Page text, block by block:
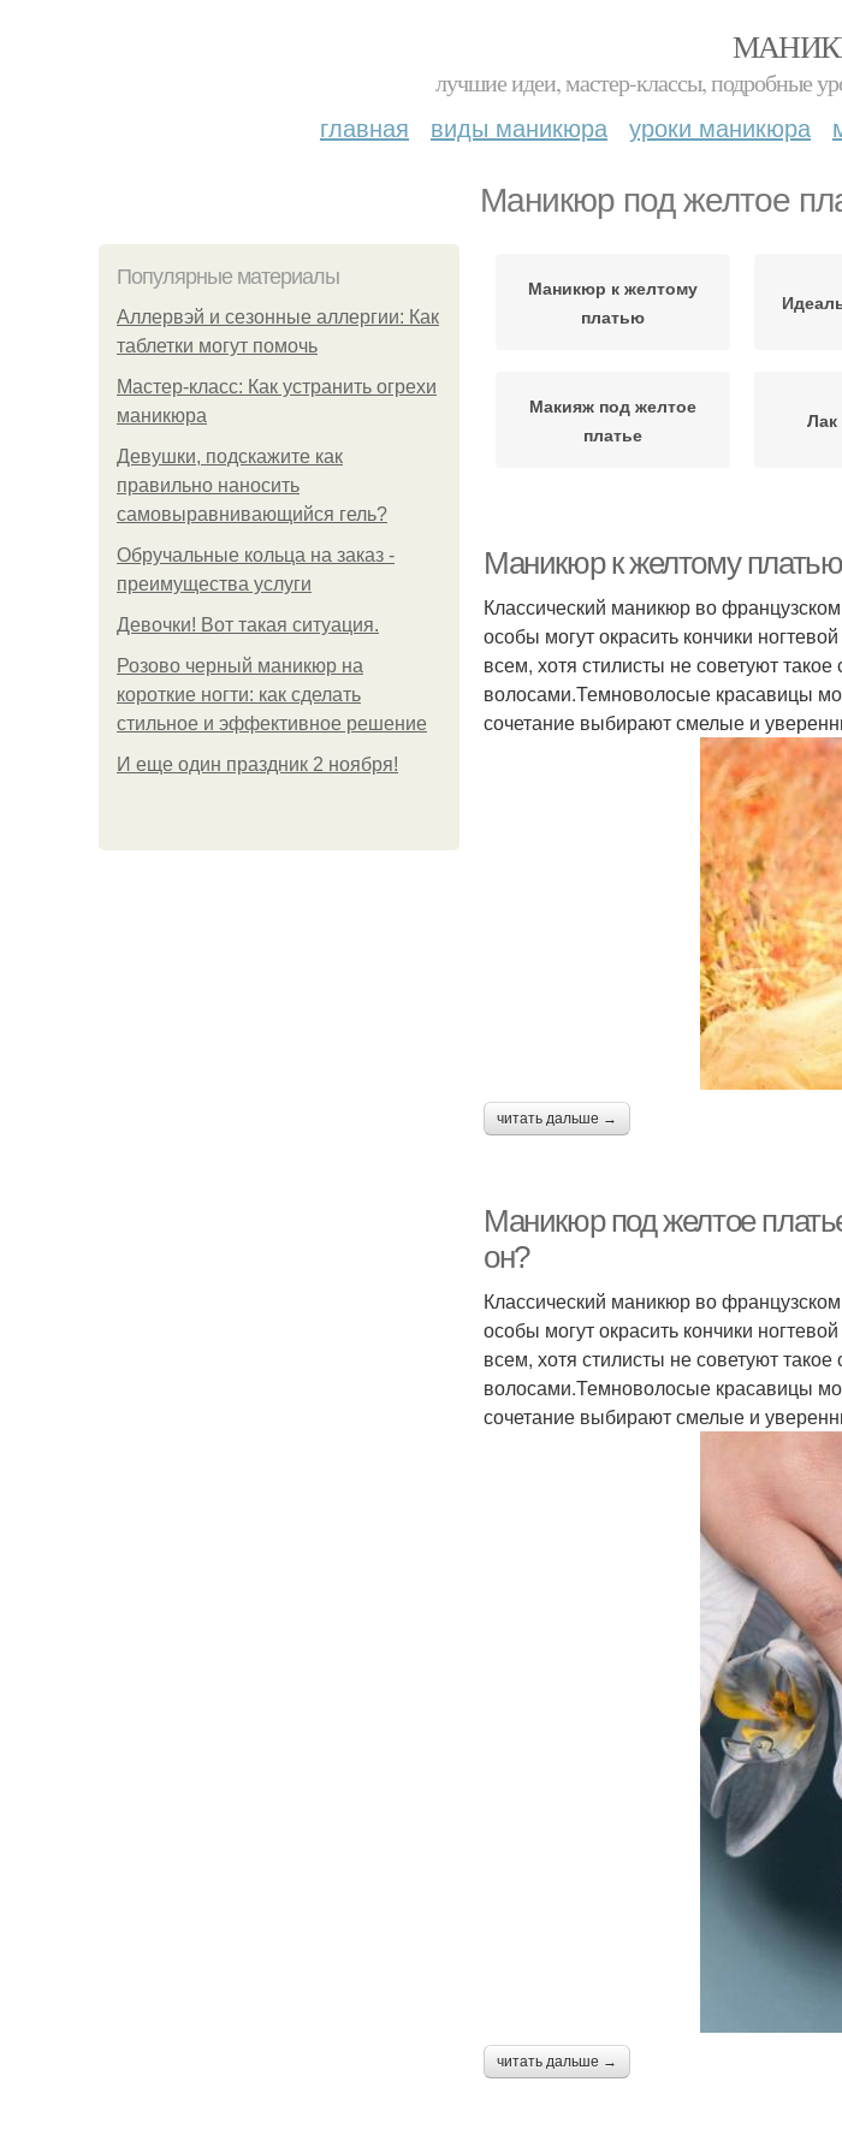
лучшие идеи, мастер-классы, подробные
главная виды маникюра уроки маникюра
Маникюр под желтое
Популярные материалы
Аллервэй и сезонные аллергии: Как
таблетки могут помочь
Мастер-класс: Как устранить огрехи
маникюра
Девушки, подскажите как
правильно наносить
самовыравнивающийся гель?
Обручальные кольца на заказ -
преимущества услуги
Девочки! Вот такая ситуация.
Розово черный маникюр на
короткие ногти: как сделать
стильное и эффективное решение
И еще один праздник 2 ноября!
Маникюр к желтому
платью
Макияж под желтое
платье
Лак
маникюр
Маникюр под цвет
Маникюр к желтому
Классический маникюр во
особы могут окрасить кончики
всем, хотя стилисты не советуют
волосами.Темноволосые красавицы
сочетание выбирают смелые и
читать дальше →
Маникюр под желтое
он?
Классический маникюр во
особы могут окрасить кончики
всем, хотя стилисты не советуют
волосами.Темноволосые красавицы
сочетание выбирают смелые и
читать дальше →